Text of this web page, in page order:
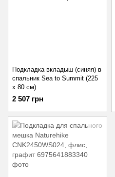
Подкладка вкладыш (синяя) в
спальник Sea to Summit (225
x 80 см)
2 507 грн